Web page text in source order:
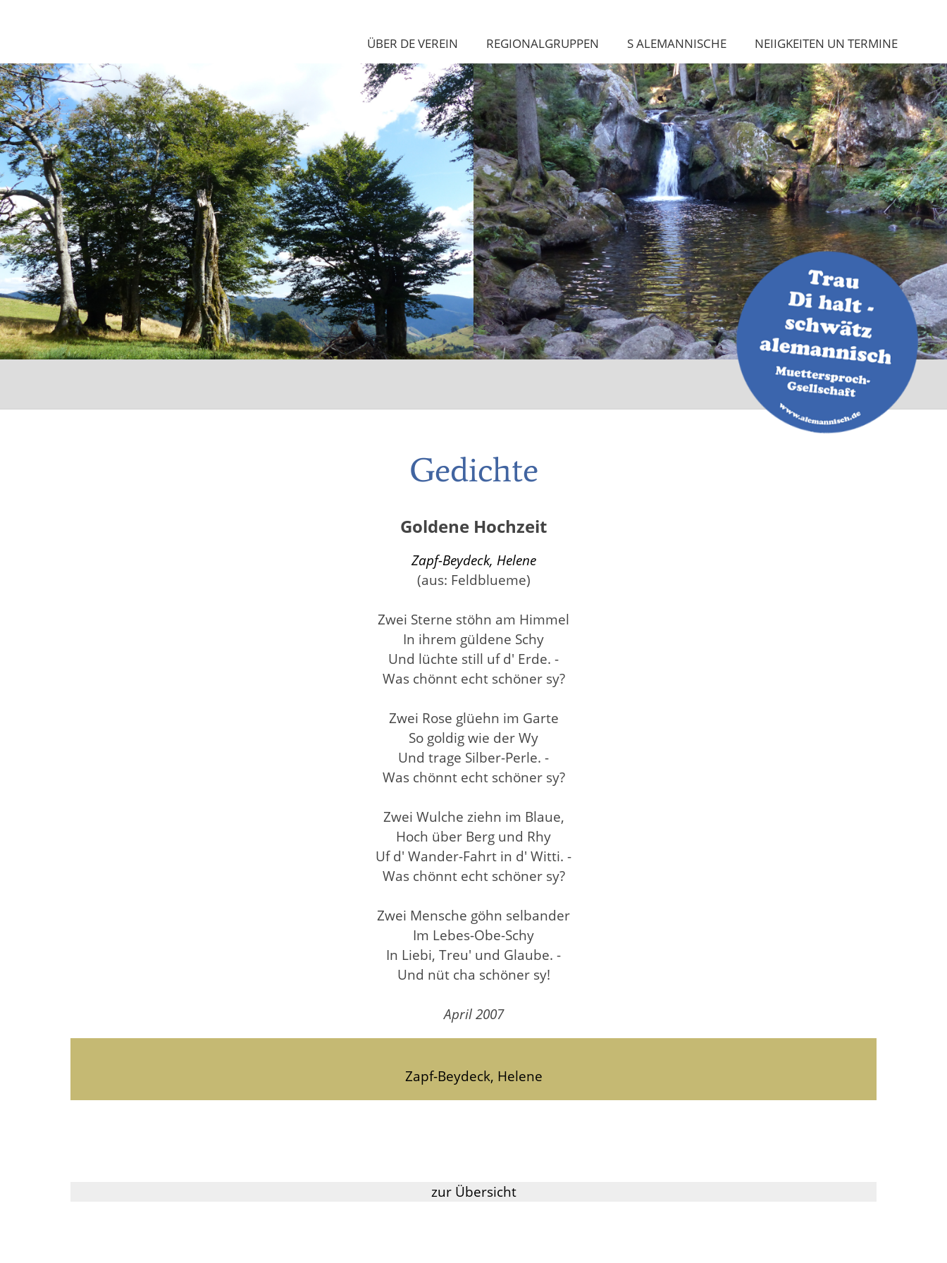
ÜBER DE VEREIN REGIONALGRUPPEN S ALEMANNISCHE NEIIGKEITEN UN TERMINE
Gedichte
Goldene Hochzeit
Zapf-Beydeck, Helene
(aus: Feldblueme)
Zwei Sterne stöhn am Himmel
In ihrem güldene Schy
Und lüchte still uf d' Erde. -
Was chönnt echt schöner sy?
Zwei Rose glüehn im Garte
So goldig wie der Wy
Und trage Silber-Perle. -
Was chönnt echt schöner sy?
Zwei Wulche ziehn im Blaue,
Hoch über Berg und Rhy
Uf d' Wander-Fahrt in d' Witti. -
Was chönnt echt schöner sy?
Zwei Mensche göhn selbander
Im Lebes-Obe-Schy
In Liebi, Treu' und Glaube. -
Und nüt cha schöner sy!
April 2007
Zapf-Beydeck, Helene
zur Übersicht